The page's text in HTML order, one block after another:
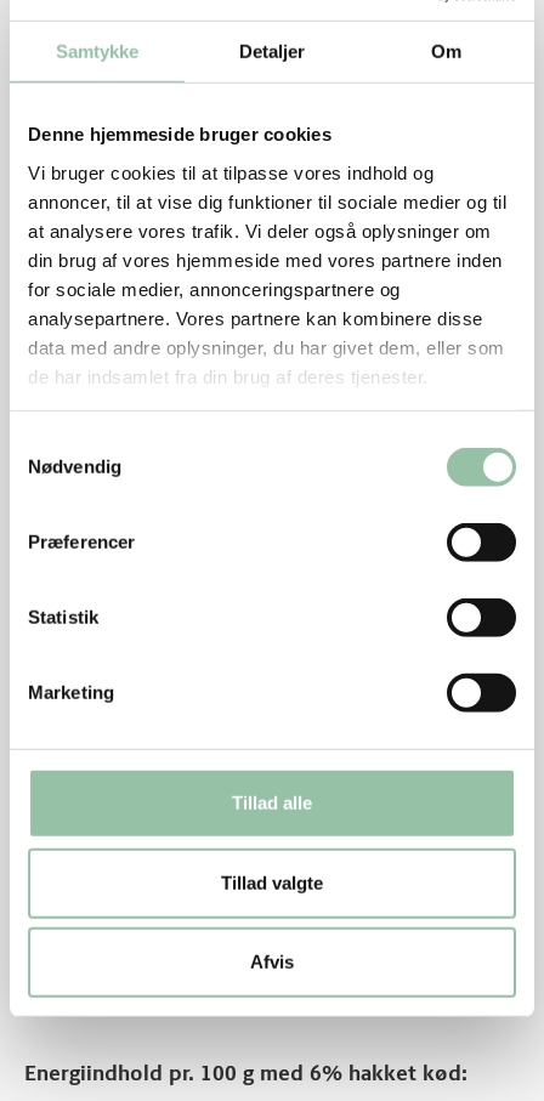
Samtykke Detaljer Om
Denne hjemmeside bruger cookies
Vi bruger cookies til at tilpasse vores indhold og
annoncer, til at vise dig funktioner til sociale medier og til
at analysere vores trafik. Vi deler også oplysninger om
din brug af vores hjemmeside med vores partnere inden
for sociale medier, annonceringspartnere og
analysepartnere. Vores partnere kan kombinere disse
data med andre oplysninger, du har givet dem, eller som
de har indsamlet fra din brug af deres tjenester.
Nødvendig
Præferencer
Statistik
Marketing
Tillad alle
Tillad valgte
Afvis
Sæt fadet på en rist midt i en kold ovn.
Tænd ovnen på 200 grader og bag lasagnen i ca.
Tips
Dæk lasagnepladerne helt med kødsovsen, da de
ellers kan blive lidt tørre. Brug evt. andre typer
pasta, fx sløjfer.
Energifordeling
Nu hedder det hakket grisekød. Før hed det hakket
Næringsindhold pr. person (ca. 530 g af retten)
protein: 50 g
kulhydrat: 39 g
fedt: 28 g
Energiindhold pr. 100 g med 6% hakket kød: